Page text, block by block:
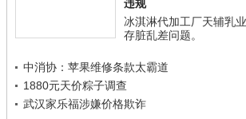
违规
冰淇淋代加工厂天辅乳业
存脏乱差问题。
中消协：苹果维修条款太霸道
1880元天价粽子调查
武汉家乐福涉嫌价格欺诈